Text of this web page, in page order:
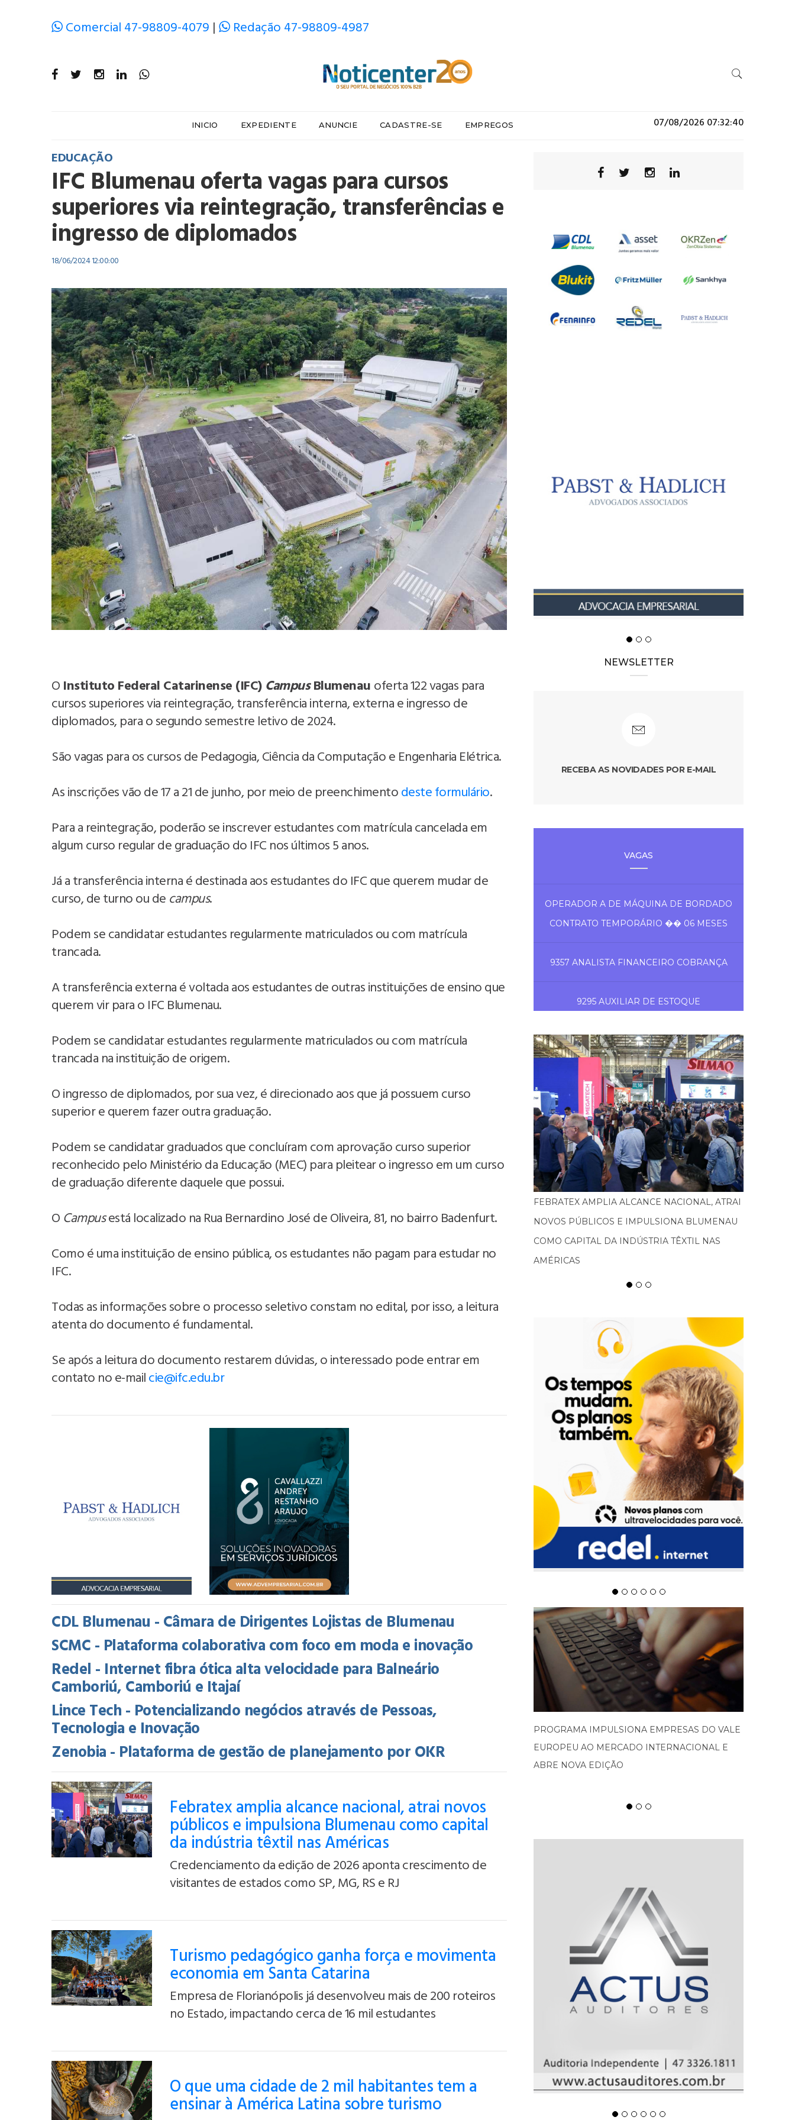
Comercial 47-98809-4079 | Redação 47-98809-4987
INICIO EXPEDIENTE ANUNCIE CADASTRE-SE EMPREGOS 07/08/2026 07:32:40
EDUCAÇÃO
IFC Blumenau oferta vagas para cursos
superiores via reintegração, transferências e
ingresso de diplomados
18/06/2024 12:00:00
O Instituto Federal Catarinense (IFC) CampusBlumenau oferta 122 vagas para
cursos superiores via reintegração, transferência interna, externa e ingresso de
diplomados, para o segundo semestre letivo de 2024.
São vagas para os cursos de Pedagogia, Ciência da Computação e Engenharia Elétrica.
As inscrições vão de 17 a 21 de junho, por meio de preenchimentodeste formulário.
Para a reintegração, poderão se inscrever estudantes com matrícula cancelada em
algum curso regular de graduação do IFC nos últimos 5 anos.
Já a transferência interna é destinada aos estudantes do IFC que querem mudar de
curso, de turno ou de campus.
Podem se candidatar estudantes regularmente matriculados ou com matrícula
trancada.
A transferência externa é voltada aos estudantes de outras instituições de ensino que
querem vir para o IFC Blumenau.
Podem se candidatar estudantes regularmente matriculados ou com matrícula
trancada na instituição de origem.
O ingresso de diplomados, por sua vez, é direcionado aos que já possuem curso
superior e querem fazer outra graduação.
Podem se candidatar graduados que concluíram com aprovação curso superior
reconhecido pelo Ministério da Educação (MEC) para pleitear o ingresso em um curso
de graduação diferente daquele que possui.
O Campusestá localizado na Rua Bernardino José de Oliveira, 81, no bairro Badenfurt.
Como é uma instituição de ensino pública, os estudantes não pagam para estudar no
IFC.
Todas as informações sobre o processo seletivo constam no edital, por isso, a leitura
atenta do documento é fundamental.
Se após a leitura do documento restarem dúvidas, o interessado pode entrar em
contato no e-mailcie@ifc.edu.br
CDL Blumenau - Câmara de Dirigentes Lojistas de Blumenau
SCMC - Plataforma colaborativa com foco em moda e inovação
Redel - Internet fibra ótica alta velocidade para Balneário
Camboriú, Camboriú e Itajaí
Lince Tech - Potencializando negócios através de Pessoas,
Tecnologia e Inovação
Zenobia - Plataforma de gestão de planejamento por OKR
Febratex amplia alcance nacional, atrai novos
públicos e impulsiona Blumenau como capital
da indústria têxtil nas Américas
Credenciamento da edição de 2026 aponta crescimento de
visitantes de estados como SP, MG, RS e RJ
Turismo pedagógico ganha força e movimenta
economia em Santa Catarina
Empresa de Florianópolis já desenvolveu mais de 200 roteiros
no Estado, impactando cerca de 16 mil estudantes
O que uma cidade de 2 mil habitantes tem a
ensinar à América Latina sobre turismo
NEWSLETTER
RECEBA AS NOVIDADES POR E-MAIL
VAGAS
OPERADOR A DE MÁQUINA DE BORDADO
CONTRATO TEMPORÁRIO �� 06 MESES
9357 ANALISTA FINANCEIRO COBRANÇA
9295 AUXILIAR DE ESTOQUE
TURISMO PEDAGÓGICO GANHA FORÇA E
MOVIMENTA ECONOMIA EM SANTA CATARINA
SPATEN TISCH CHEGA À OKTOBERFEST DE
BLUMENAU PARA CELEBRAR O RITUAL DA
CERVEJA E DOS ENCONTROS